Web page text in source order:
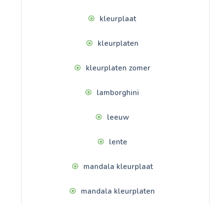
kleurplaat
kleurplaten
kleurplaten zomer
lamborghini
leeuw
lente
mandala kleurplaat
mandala kleurplaten